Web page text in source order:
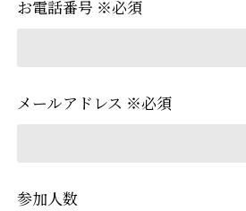
お電話番号 ※必須
メールアドレス ※必須
参加人数